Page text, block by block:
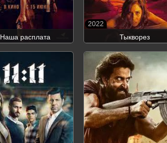
Наша расплата
Тыкворез
2022